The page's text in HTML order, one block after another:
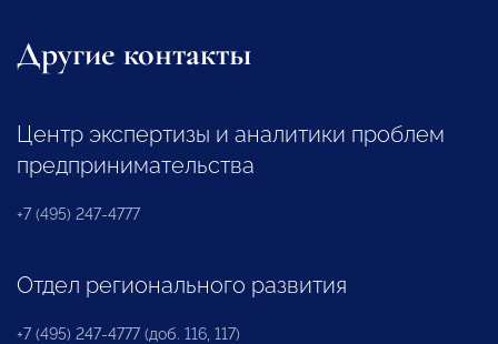
Другие контакты
Центр экспертизы и аналитики проблем
предпринимательства
+7 (495) 247-4777
Отдел регионального развития
+7 (495) 247-4777 (доб. 116, 117)